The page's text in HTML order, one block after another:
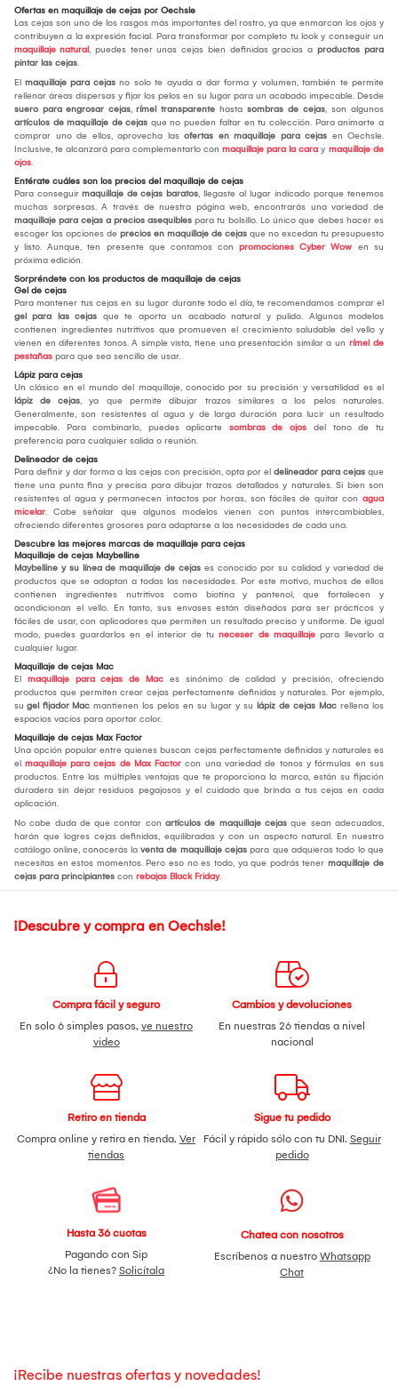
Ofertas en maquillaje de cejas por Oechsle
Las cejas son uno de los rasgos más importantes del rostro, ya que enmarcan los ojos y
contribuyen a la expresión facial. Para transformar por completo tu look y conseguir un
maquillaje natural, puedes tener unas cejas bien definidas gracias a productos para
pintar las cejas.
El maquillaje para cejas no solo te ayuda a dar forma y volumen, también te permite
rellenar áreas dispersas y fijar los pelos en su lugar para un acabado impecable. Desde
suero para engrosar cejas, rímel transparente hasta sombras de cejas, son algunos
artículos de maquillaje de cejas que no pueden faltar en tu colección. Para animarte a
comprar uno de ellos, aprovecha las ofertas en maquillaje para cejas en Oechsle.
Inclusive, te alcanzará para complementarlo con maquillaje para la cara y maquillaje de
ojos.
Entérate cuáles son los precios del maquillaje de cejas
Para conseguir maquillaje de cejas baratos, llegaste al lugar indicado porque tenemos
muchas sorpresas. A través de nuestra página web, encontrarás una variedad de
maquillaje para cejas a precios asequibles para tu bolsillo. Lo único que debes hacer es
escoger las opciones de precios en maquillaje de cejas que no excedan tu presupuesto
y listo. Aunque, ten presente que contamos con promociones Cyber Wow en su
próxima edición.
Sorpréndete con los productos de maquillaje de cejas
Gel de cejas
Para mantener tus cejas en su lugar durante todo el día, te recomendamos comprar el
gel para las cejas que te aporta un acabado natural y pulido. Algunos modelos
contienen ingredientes nutritivos que promueven el crecimiento saludable del vello y
vienen en diferentes tonos. A simple vista, tiene una presentación similar a un rímel de
pestañas para que sea sencillo de usar.
Lápiz para cejas
Un clásico en el mundo del maquillaje, conocido por su precisión y versatilidad es el
lápiz de cejas, ya que permite dibujar trazos similares a los pelos naturales.
Generalmente, son resistentes al agua y de larga duración para lucir un resultado
impecable. Para combinarlo, puedes aplicarte sombras de ojos del tono de tu
preferencia para cualquier salida o reunión.
Delineador de cejas
Para definir y dar forma a las cejas con precisión, opta por el delineador para cejas que
tiene una punta fina y precisa para dibujar trazos detallados y naturales. Si bien son
resistentes al agua y permanecen intactos por horas, son fáciles de quitar con agua
micelar. Cabe señalar que algunos modelos vienen con puntas intercambiables,
ofreciendo diferentes grosores para adaptarse a las necesidades de cada una.
Descubre las mejores marcas de maquillaje para cejas
Maquillaje de cejas Maybelline
Maybelline y su línea de maquillaje de cejas es conocido por su calidad y variedad de
productos que se adaptan a todas las necesidades. Por este motivo, muchos de ellos
contienen ingredientes nutritivos como biotina y pantenol, que fortalecen y
acondicionan el vello. En tanto, sus envases están diseñados para ser prácticos y
fáciles de usar, con aplicadores que permiten un resultado preciso y uniforme. De igual
modo, puedes guardarlos en el interior de tu neceser de maquillaje para llevarlo a
cualquier lugar.
Maquillaje de cejas Mac
El maquillaje para cejas de Mac es sinónimo de calidad y precisión, ofreciendo
productos que permiten crear cejas perfectamente definidas y naturales. Por ejemplo,
su gel fijador Mac mantienen los pelos en su lugar y su lápiz de cejas Mac rellena los
espacios vacíos para aportar color.
Maquillaje de cejas Max Factor
Una opción popular entre quienes buscan cejas perfectamente definidas y naturales es
el maquillaje para cejas de Max Factor con una variedad de tonos y fórmulas en sus
productos. Entre las múltiples ventajas que te proporciona la marca, están su fijación
duradera sin dejar residuos pegajosos y el cuidado que brinda a tus cejas en cada
aplicación.
No cabe duda de que contar con artículos de maquillaje cejas que sean adecuados,
harán que logres cejas definidas, equilibradas y con un aspecto natural. En nuestro
catálogo online, conocerás la venta de maquillaje cejas para que adquieras todo lo que
necesitas en estos momentos. Pero eso no es todo, ya que podrás tener maquillaje de
cejas para principiantes con rebajas Black Friday.
¡Descubre y compra en Oechsle!
Compra fácil y seguro
En solo 6 simples pasos, ve nuestro
video
Cambios y devoluciones
En nuestras 26 tiendas a nivel
nacional
Retiro en tienda
Compra online y retira en tienda. Ver
tiendas
Sigue tu pedido
Fácil y rápido sólo con tu DNI. Seguir
pedido
Hasta 36 cuotas
Pagando con Sip
¿No la tienes? Solicítala
Chatea con nosotros
Escríbenos a nuestro Whatsapp
Chat
¡Recibe nuestras ofertas y novedades!